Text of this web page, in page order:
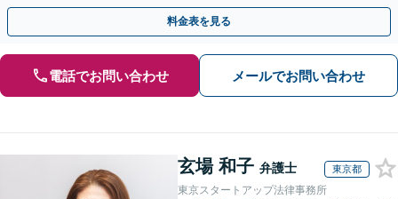
せ」経営者特有の離婚問題に対応【休日・夜間相談可】
料金表を見る
電話でお問い合わせ メールでお問い合わせ
玄場 和子 弁護士 東京都
東京スタートアップ法律事務所